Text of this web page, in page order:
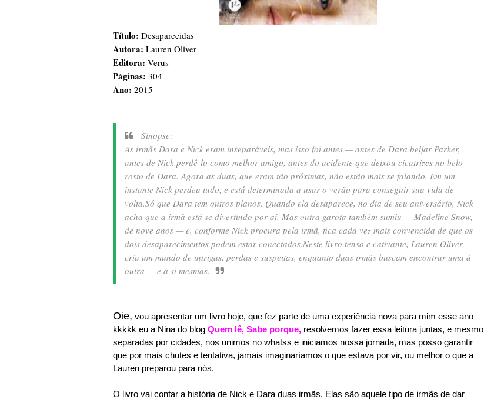
Título: Desaparecidas
Autora: Lauren Oliver
Editora: Verus
Páginas: 304
Ano: 2015
Sinopse:
As irmãs Dara e Nick eram inseparáveis, mas isso foi antes — antes de Dara beijar Parker,
antes de Nick perdê-lo como melhor amigo, antes do acidente que deixou cicatrizes no belo
rosto de Dara. Agora as duas, que eram tão próximas, não estão mais se falando. Em um
instante Nick perdeu tudo, e está determinada a usar o verão para conseguir sua vida de
volta.Só que Dara tem outros planos. Quando ela desaparece, no dia de seu aniversário, Nick
acha que a irmã está se divertindo por aí. Mas outra garota também sumiu — Madeline Snow,
de nove anos — e, conforme Nick procura pela irmã, fica cada vez mais convencida de que os
dois desaparecimentos podem estar conectados.Neste livro tenso e cativante, Lauren Oliver
cria um mundo de intrigas, perdas e suspeitas, enquanto duas irmãs buscam encontrar uma à
outra — e a si mesmas.
Oie, vou apresentar um livro hoje, que fez parte de uma experiência nova para mim esse ano
kkkkk eu a Nina do blog Quem lê, Sabe porque, resolvemos fazer essa leitura juntas, e mesmo
separadas por cidades, nos unimos no whatss e iniciamos nossa jornada, mas posso garantir
que por mais chutes e tentativa, jamais imaginaríamos o que estava por vir, ou melhor o que a
Lauren preparou para nós.
O livro vai contar a história de Nick e Dara duas irmãs. Elas são aquele tipo de irmãs de dar